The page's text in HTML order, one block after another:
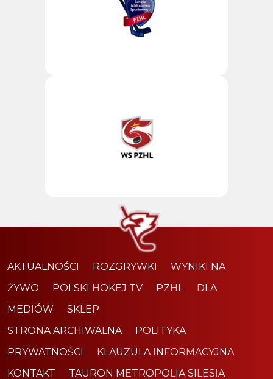
AKTUALNOŚCI ROZGRYWKI
WYNIKI NA
ŻYWO
POLSKI HOKEJ TV PZHL
DLA
MEDIÓW
SKLEP
STRONA ARCHIWALNA
POLITYKA
PRYWATNOŚCI
KLAUZULA INFORMACYJNA
KONTAKT
TAURON METROPOLIA SILESIA